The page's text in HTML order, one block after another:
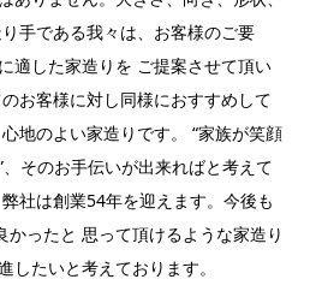
手である我々は、お客様のご要
適した家造りを ご提案させて頂い
お客様に対し同様におすすめして
地のよい家造りです。 “家族が笑顔
そのお手伝いが出来ればと考えて
社は創業54年を迎えます。今後も
かったと 思って頂けるような家造り
したいと考えております。